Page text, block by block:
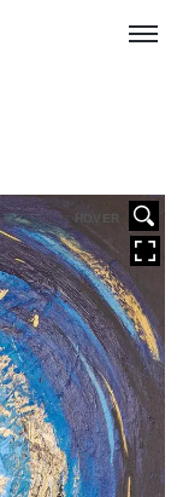
HOVER